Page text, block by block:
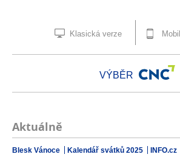
Klasická verze
VÝBĚR
Aktuálně
Blesk Vánoce Kalendář svátků 2025 INFO.cz